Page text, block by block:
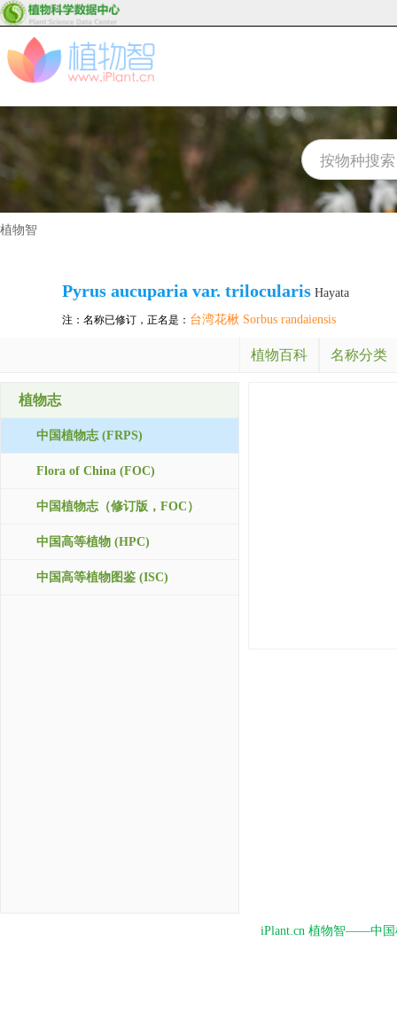
植物智
Pyrus aucuparia var. trilocularis Hayata
注：名称已修订，正名是： 台湾花楸 Sorbus randaiensis
植物百科 名称分类
植物志
中国植物志 (FRPS)
Flora of China (FOC)
中国植物志（修订版，FOC）
中国高等植物 (HPC)
中国高等植物图鉴 (ISC)
iPlant.cn 植物智——中国